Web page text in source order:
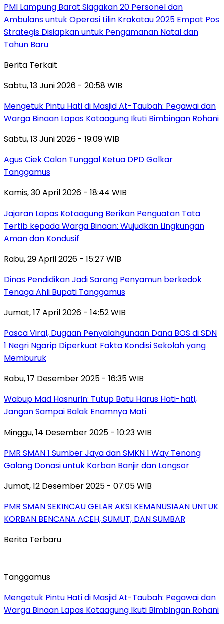
PMI Lampung Barat Siagakan 20 Personel dan
Ambulans untuk Operasi Lilin Krakatau 2025 Empat Pos
Strategis Disiapkan untuk Pengamanan Natal dan
Tahun Baru
Berita Terkait
Sabtu, 13 Juni 2026 - 20:58 WIB
Mengetuk Pintu Hati di Masjid At-Taubah: Pegawai dan
Warga Binaan Lapas Kotaagung Ikuti Bimbingan Rohani
Sabtu, 13 Juni 2026 - 19:09 WIB
Agus Ciek Calon Tunggal Ketua DPD Golkar
Tanggamus
Kamis, 30 April 2026 - 18:44 WIB
Jajaran Lapas Kotaagung Berikan Penguatan Tata
Tertib kepada Warga Binaan: Wujudkan Lingkungan
Aman dan Kondusif
Rabu, 29 April 2026 - 15:27 WIB
Dinas Pendidikan Jadi Sarang Penyamun berkedok
Tenaga Ahli Bupati Tanggamus
Jumat, 17 April 2026 - 14:52 WIB
Pasca Viral, Dugaan Penyalahgunaan Dana BOS di SDN
1 Negri Ngarip Diperkuat Fakta Kondisi Sekolah yang
Memburuk
Rabu, 17 Desember 2025 - 16:35 WIB
Wabup Mad Hasnurin: Tutup Batu Harus Hati-hati,
Jangan Sampai Balak Enamnya Mati
Minggu, 14 Desember 2025 - 10:23 WIB
PMR SMAN 1 Sumber Jaya dan SMKN 1 Way Tenong
Galang Donasi untuk Korban Banjir dan Longsor
Jumat, 12 Desember 2025 - 07:05 WIB
PMR SMAN SEKINCAU GELAR AKSI KEMANUSIAAN UNTUK
KORBAN BENCANA ACEH, SUMUT, DAN SUMBAR
Berita Terbaru
Tanggamus
Mengetuk Pintu Hati di Masjid At-Taubah: Pegawai dan
Warga Binaan Lapas Kotaagung Ikuti Bimbingan Rohani